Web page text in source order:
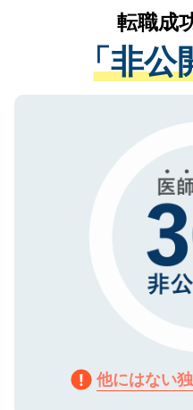
は、個人情報の
管理基準を満た
る、プライバシ
ご登録いただい
で、機密保持に
かがいして、現
経験をまじえな
させていただき
ない方には、長
ので、まずはご
転職成
「非公
他にはない